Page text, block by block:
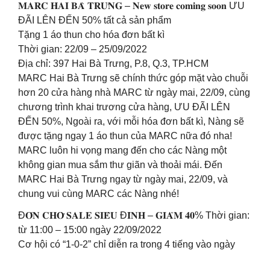
𝐌𝐀𝐑𝐂 𝐇𝐀𝐈 𝐁𝐀̀ 𝐓𝐑𝐔̛𝐍𝐆 – 𝐍𝐞𝐰 𝐬𝐭𝐨𝐫𝐞 𝐜𝐨𝐦𝐢𝐧𝐠 𝐬𝐨𝐨𝐧 ƯU
ĐÃI LÊN ĐẾN 50% tất cả sản phẩm
Tặng 1 áo thun cho hóa đơn bất kì
Thời gian: 22/09 – 25/09/2022
Địa chỉ: 397 Hai Bà Trưng, P.8, Q.3, TP.HCM
MARC Hai Bà Trưng sẽ chính thức góp mặt vào chuỗi
hơn 20 cửa hàng nhà MARC từ ngày mai, 22/09, cùng
chương trình khai trương cửa hàng, ƯU ĐÃI LÊN
ĐẾN 50%, Ngoài ra, với mỗi hóa đơn bất kì, Nàng sẽ
được tặng ngay 1 áo thun của MARC nữa đó nha!
MARC luôn hi vọng mang đến cho các Nàng một
không gian mua sắm thư giãn và thoải mái. Đến
MARC Hai Bà Trưng ngay từ ngày mai, 22/09, và
chung vui cùng MARC các Nàng nhé!
Đ𝐎́𝐍 𝐂𝐇𝐎̛̀ 𝐒𝐀𝐋𝐄 𝐒𝐈𝐄̂𝐔 Đ𝐈̉𝐍𝐇 – 𝐆𝐈𝐀̉𝐌 𝟒𝟎% Thời gian:
từ 11:00 – 15:00 ngày 22/09/2022
Cơ hội có “1-0-2” chỉ diễn ra trong 4 tiếng vào ngày